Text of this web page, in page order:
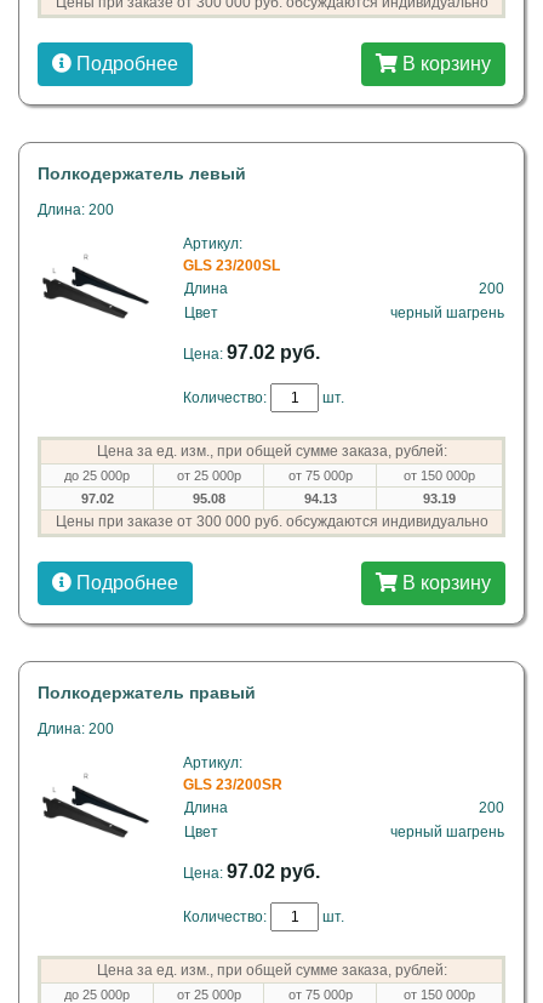
Подробнее В корзину
Полкодержатель левый
Длина: 200
Артикул:
GLS 23/200SL
Длина
200
Цвет
черный шагрень
Цена: 97.02 руб.
Количество: шт.
Цена за ед. изм., при общей сумме заказа, рублей:
до 25 000р от 25 000р от 75 000р
от 150 000р
97.02
95.08 94.13 93.19
Цены при заказе от 300 000 руб. обсуждаются индивидуально
Подробнее В корзину
Полкодержатель правый
Длина: 200
Артикул:
GLS 23/200SR
Длина
200
Цвет
черный шагрень
Цена: 97.02 руб.
Количество: шт.
Цена за ед. изм., при общей сумме заказа, рублей:
до 25 000р от 25 000р от 75 000р
от 150 000р